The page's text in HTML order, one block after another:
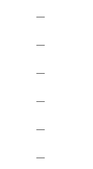
—
—
—
—
—
—